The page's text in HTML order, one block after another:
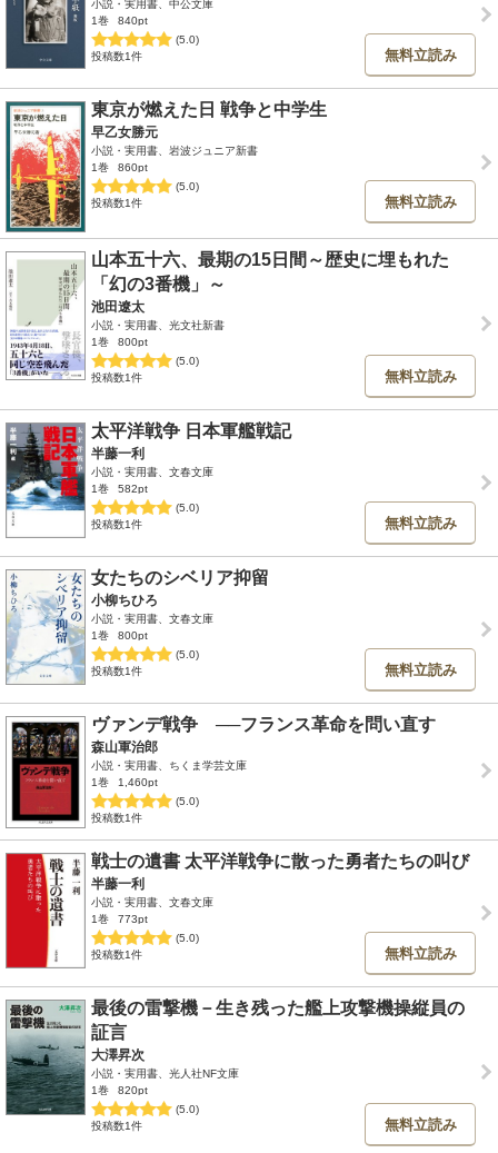
小説・実用書、中公文庫
1巻
840pt
(5.0)
投稿数1件
無料立読み
東京が燃えた日 戦争と中学生
早乙女勝元
小説・実用書、岩波ジュニア新書
1巻
860pt
(5.0)
投稿数1件
無料立読み
山本五十六、最期の15日間～歴史に埋もれた
「幻の3番機」～
池田遼太
小説・実用書、光文社新書
1巻
800pt
(5.0)
投稿数1件
無料立読み
太平洋戦争 日本軍艦戦記
半藤一利
小説・実用書、文春文庫
1巻
582pt
(5.0)
投稿数1件
無料立読み
女たちのシベリア抑留
小柳ちひろ
小説・実用書、文春文庫
1巻
800pt
(5.0)
投稿数1件
無料立読み
ヴァンデ戦争 ──フランス革命を問い直す
森山軍治郎
小説・実用書、ちくま学芸文庫
1巻
1,460pt
(5.0)
投稿数1件
戦士の遺書 太平洋戦争に散った勇者たちの叫び
半藤一利
小説・実用書、文春文庫
1巻
773pt
(5.0)
投稿数1件
無料立読み
最後の雷撃機－生き残った艦上攻撃機操縦員の
証言
大澤昇次
小説・実用書、光人社NF文庫
1巻
820pt
(5.0)
投稿数1件
無料立読み